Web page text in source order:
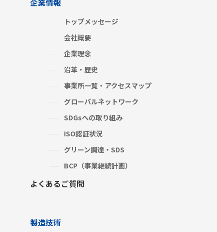
トップメッセージ
会社概要
企業理念
沿革・歴史
事業所一覧・アクセスマップ
グローバルネットワーク
SDGsへの取り組み
ISO認証状況
グリーン調達・SDS
BCP（事業継続計画）
よくあるご質問
製造技術